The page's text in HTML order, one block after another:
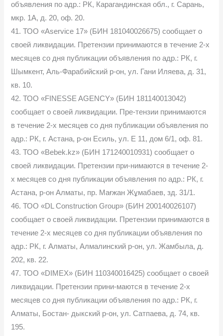
объявления по адр.: РК, Карагандинская обл., г. Сарань,
мкр. 1А, д. 20, оф. 20.
41. ТОО «Aservice 17» (БИН 181040026675) сообщает о
своей ликвидации. Претензии принимаются в течение 2-х
месяцев со дня публикации объявления по адр.: РК, г.
Шымкент, Аль-Фарабийский р-он, ул. Гани Иляева, д. 31,
кв. 10.
42. ТОО «FINESSE AGENCY» (БИН 181140013042)
сообщает о своей ликвидации. Пре-тензии принимаются
в течение 2-х месяцев со дня публикации объявления по
адр.: РК, г. Астана, р-он Есиль, ул. Е 11, дом 6/1, оф. 81.
43. ТОО «Bebek.kz» (БИН 171240010931) сообщает о
своей ликвидации. Претензии при-нимаются в течение 2-
х месяцев со дня публикации объявления по адр.: РК, г.
Астана, р-он Алматы, пр. Мағжан Жұмабаев, зд. 31/1.
46. ТОО «DL Construction Group» (БИН 200140026107)
сообщает о своей ликвидации. Претензии принимаются в
течение 2-х месяцев со дня публикации объявления по
адр.: РК, г. Алматы, Алмалинский р-он, ул. Жамбыла, д.
202, кв. 22.
47. ТОО «DIMEX» (БИН 110340016425) сообщает о своей
ликвидации. Претензии прини-маются в течение 2-х
месяцев со дня публикации объявления по адр.: РК, г.
Алматы, Бостан- дыкский р-он, ул. Сатпаева, д. 74, кв.
195.